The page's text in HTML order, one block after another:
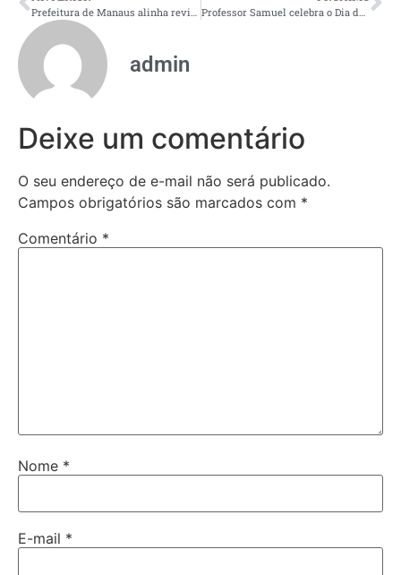
admin
Deixe um comentário
O seu endereço de e-mail não será publicado.
Campos obrigatórios são marcados com *
Comentário *
Nome *
E-mail *